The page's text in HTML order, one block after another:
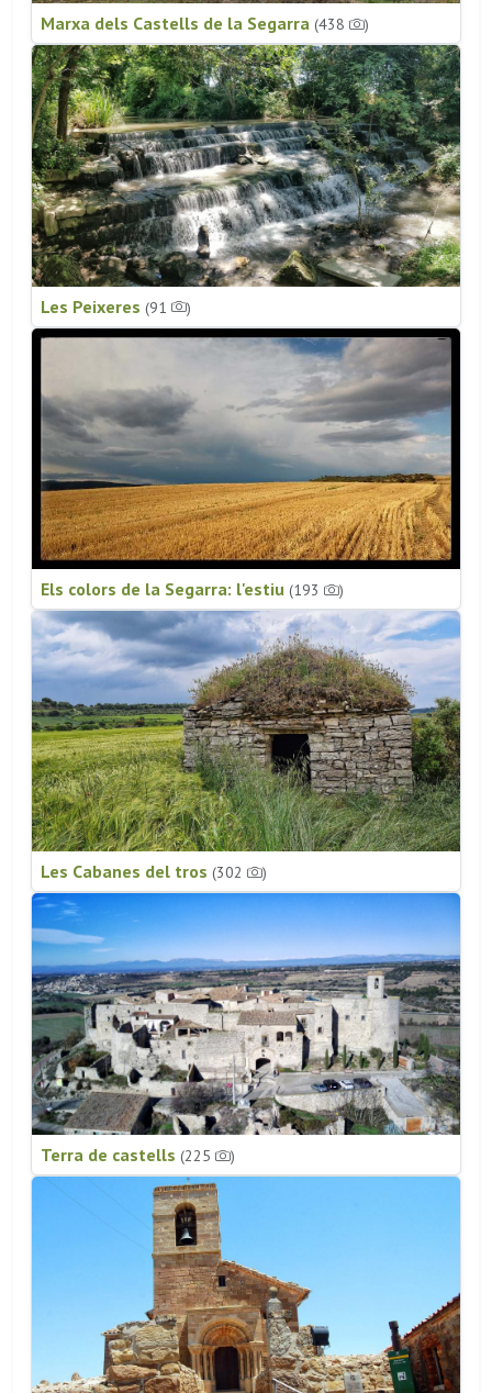
Marxa dels Castells de la Segarra (438 )
Les Peixeres (91 )
Els colors de la Segarra: l'estiu (193 )
Les Cabanes del tros (302 )
Terra de castells (225 )